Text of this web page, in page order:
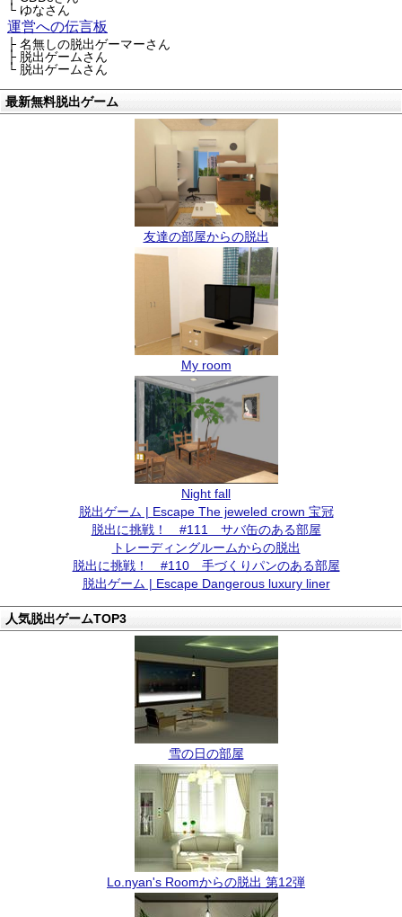
└ ゆなさん
運営への伝言板
├ 名無しの脱出ゲーマーさん
├ 脱出ゲームさん
└ 脱出ゲームさん
最新無料脱出ゲーム
友達の部屋からの脱出
My room
Night fall
脱出ゲーム | Escape The jeweled crown 宝冠
脱出に挑戦！ #111 サバ缶のある部屋
トレーディングルームからの脱出
脱出に挑戦！ #110 手づくりパンのある部屋
脱出ゲーム | Escape Dangerous luxury liner
人気脱出ゲームTOP3
雪の日の部屋
Lo.nyan's Roomからの脱出 第12弾